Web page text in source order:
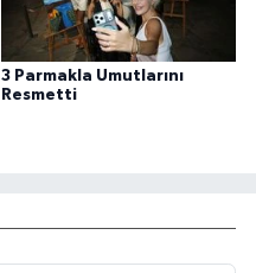
3 Parmakla Umutlarını
Resmetti